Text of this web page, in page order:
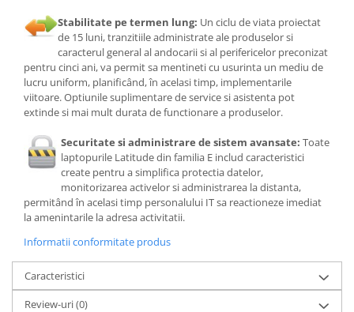
Stabilitate pe termen lung: Un ciclu de viata proiectat
de 15 luni, tranzitiile administrate ale produselor si
caracterul general al andocarii si al perifericelor preconizat
pentru cinci ani, va permit sa mentineti cu usurinta un mediu de
lucru uniform, planificând, în acelasi timp, implementarile
viitoare. Optiunile suplimentare de service si asistenta pot
extinde si mai mult durata de functionare a produselor.
Securitate si administrare de sistem avansate: Toate
laptopurile Latitude din familia E includ caracteristici
create pentru a simplifica protectia datelor,
monitorizarea activelor si administrarea la distanta,
permitând în acelasi timp personalului IT sa reactioneze imediat
la amenintarile la adresa activitatii.
Informatii conformitate produs
Caracteristici
Review-uri(0)